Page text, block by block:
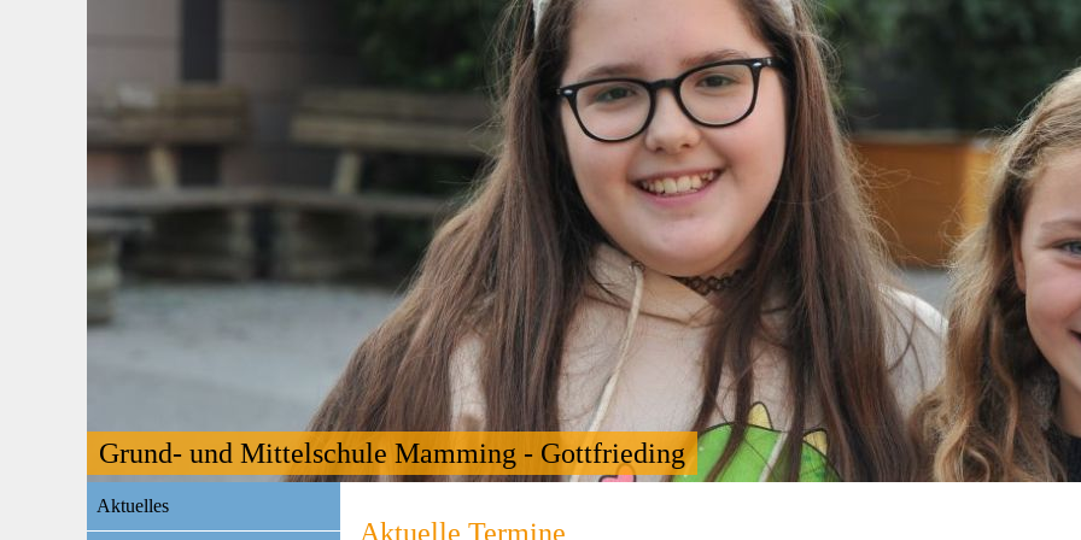
Grund- und Mittelschule Mamming - Gottfrieding
Aktuelle Termine
Navigation
Aktuelles